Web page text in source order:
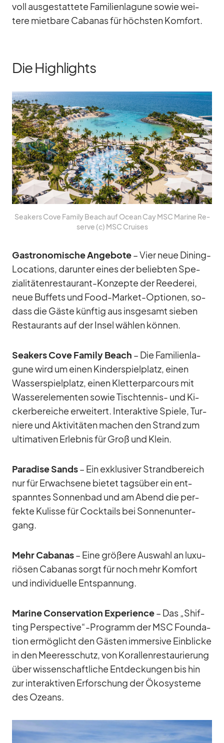
voll aus­ge­stat­tete Fa­mi­li­en­la­gune so­wie wei­
tere miet­bare Ca­ba­nas für höchs­ten Kom­fort.
Die Highlights
Sea­k­ers Cove Fa­mily Beach auf Ocean Cay MSC Ma­rine Re­
serve (c) MSC Crui­ses
Gas­tro­no­mi­sche An­ge­bote– Vier neue Di­ning-
Lo­ca­ti­ons, dar­un­ter ei­nes der be­lieb­ten Spe­
zia­li­tä­ten­re­stau­rant-Kon­zepte der Ree­de­rei,
neue Buf­fets und Food-Mar­ket-Op­tio­nen, so­
dass die Gäste künf­tig aus ins­ge­samt sie­ben
Re­stau­rants auf der In­sel wäh­len kön­nen.
Sea­k­ers Cove Fa­mily Beach – Die Fa­mi­li­en­la­
gune wird um ei­nen Kin­der­spiel­platz, ei­nen
Was­ser­spiel­platz, ei­nen Klet­ter­par­cours mit
Was­ser­ele­men­ten so­wie Tisch­ten­nis- und Ki­
cker­be­rei­che er­wei­tert. In­ter­ak­tive Spiele, Tur­
niere und Ak­ti­vi­tä­ten ma­chen den Strand zum
ul­ti­ma­ti­ven Er­leb­nis für Groß und Klein.
Pa­ra­dise Sands– Ein ex­klu­si­ver Strand­be­reich
nur für Er­wach­sene bie­tet tags­über ein ent­
spann­tes Son­nen­bad und am Abend die per­
fekte Ku­lisse für Cock­tails bei Son­nen­un­ter­
gang.
Mehr Ca­ba­nas– Eine grö­ßere Aus­wahl an lu­xu­
riö­sen Ca­ba­nas sorgt für noch mehr Kom­fort
und in­di­vi­du­elle Ent­span­nung.
Ma­rine Con­ser­va­tion Ex­pe­ri­ence– Das „Shif­
ting Perspective“-Programm der MSC Foun­da­
tion er­mög­licht den Gäs­ten im­mersive Ein­bli­cke
in den Mee­res­schutz, von Ko­ral­len­re­stau­rie­rung
über wis­sen­schaft­li­che Ent­de­ckun­gen bis hin
zur in­ter­ak­ti­ven Er­for­schung der Öko­sys­teme
des Oze­ans.